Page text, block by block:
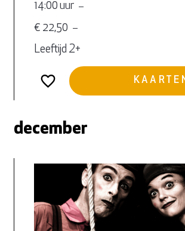
14:00 uur
€ 22,50
Leeftijd 2+
december